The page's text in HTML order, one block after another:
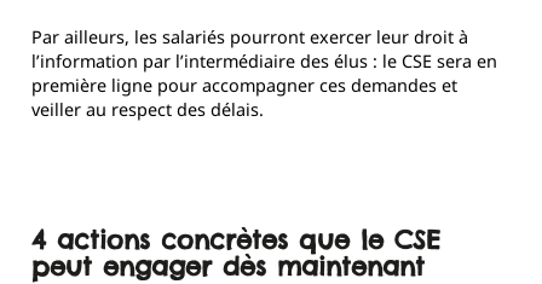
Par ailleurs, les salariés pourront exercer leur droit à
l’information par l’intermédiaire des élus : le CSE sera en
première ligne pour accompagner ces demandes et
veiller au respect des délais.
4 actions concrètes que le CSE
peut engager dès maintenant